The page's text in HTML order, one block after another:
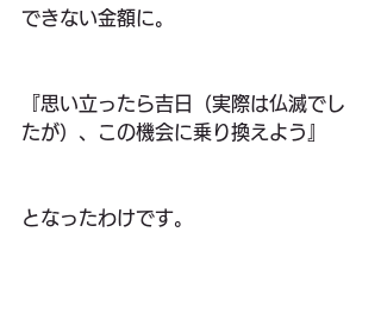
できない金額に。
『思い立ったら吉日（実際は仏滅でし
たが）、この機会に乗り換えよう』
となったわけです。